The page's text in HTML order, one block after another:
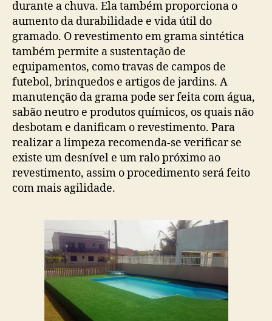
durante a chuva. Ela também proporciona o
aumento da durabilidade e vida útil do
gramado. O revestimento em grama sintética
também permite a sustentação de
equipamentos, como travas de campos de
futebol, brinquedos e artigos de jardins. A
manutenção da grama pode ser feita com água,
sabão neutro e produtos químicos, os quais não
desbotam e danificam o revestimento. Para
realizar a limpeza recomenda-se verificar se
existe um desnível e um ralo próximo ao
revestimento, assim o procedimento será feito
com mais agilidade.